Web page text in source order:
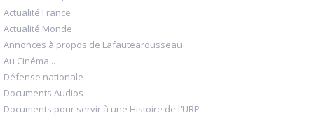
Actualité France
Actualité Monde
Annonces à propos de Lafautearousseau
Au Cinéma...
Défense nationale
Documents Audios
Documents pour servir à une Histoire de l'URP